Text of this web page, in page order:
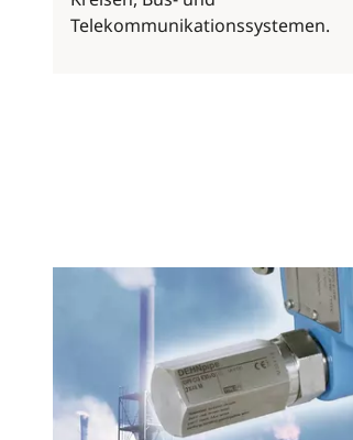
Telekommunikationssystemen.